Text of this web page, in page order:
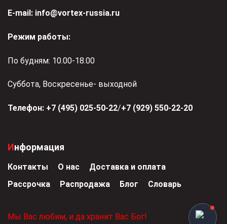
Е-mail: info@vortex-russia.ru
Режим работы:
По будням: 10.00-18.00
Суббота, Воскресенье- выходной
Телефон: +7 (495) 025-50-22/+7 (929) 550-22-20
Информация
Контакты О нас
Доставка и оплата
Рассрочка
Распродажа Блог Словарь
Мы Вас любим, и да хранит Вас Бог!